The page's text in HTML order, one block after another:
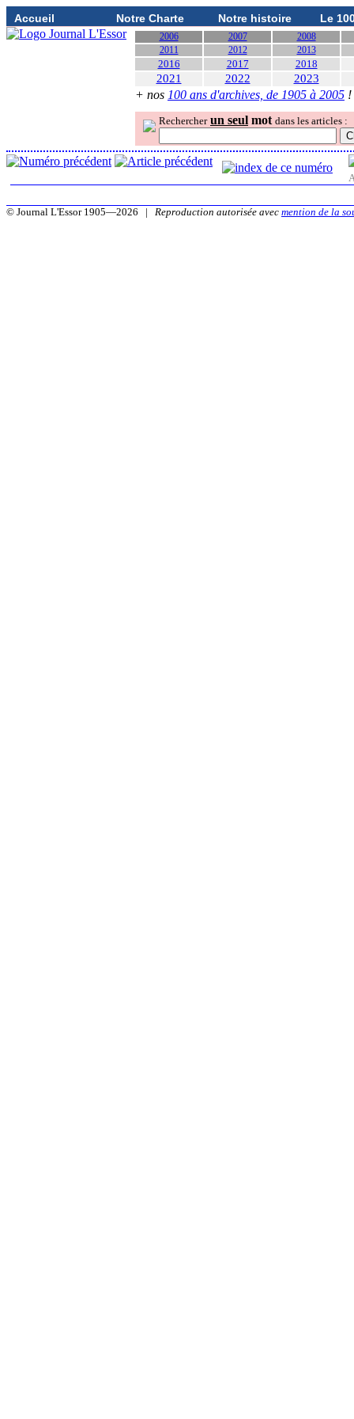
Accueil Notre Charte Notre histoire Le
2006 2007
2008
2011
2012 2013
2016 2017 2018
2021 2022 2023
+ nos 100 ans d'archives, de 1905 à 2005 !
Rechercher un seul mot dans les articles :
© Journal L'Essor 1905—2026 | Reproduction autorisée avec mention de la